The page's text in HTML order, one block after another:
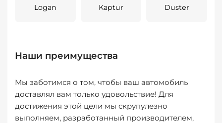
Logan Kaptur Duster
Наши преимущества
Мы заботимся о том, чтобы ваш автомобиль
доставлял вам только удовольствие! Для
достижения этой цели мы скрупулезно
выполняем, разработанный производителем,